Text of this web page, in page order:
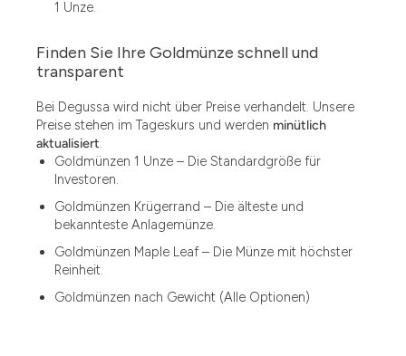
1.49
1.87
12.15
13.77
15.55
15.60
1 Unze.
Finden Sie Ihre Goldmünze schnell und
transparent
Bei Degussa wird nicht über Preise verhandelt. Unsere
Preise stehen im Tageskurs und werden minütlich
aktualisiert.
Goldmünzen 1 Unze – Die Standardgröße für
Investoren.
Goldmünzen Krügerrand – Die älteste und
bekannteste Anlagemünze.
Goldmünzen Maple Leaf – Die Münze mit höchster
Reinheit.
Goldmünzen nach Gewicht (Alle Optionen)